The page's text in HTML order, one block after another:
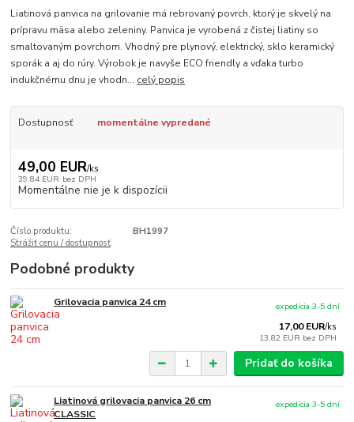
Liatinová panvica na grilovanie má rebrovaný povrch, ktorý je skvelý na
prípravu mäsa alebo zeleniny. Panvica je vyrobená z čistej liatiny so
smaltovaným povrchom. Vhodný pre plynový, elektrický, sklo keramický
sporák a aj do rúry. Výrobok je navyše ECO friendly a vďaka turbo
indukčnému dnu je vhodn... celý popis
Dostupnosť momentálne vypredané
49,00 EUR/ks
39,84 EUR bez DPH
Momentálne nie je k dispozícii
Číslo produktu:
BH1997
Strážiť cenu / dostupnosť
Podobné produkty
Grilovacia panvica 24 cm
17,00 EUR/ks
13,82 EUR bez DPH
expedícia 3-5 dní
Pridať do košíka
Liatinová grilovacia panvica 26 cm
CLASSIC
expedícia 3-5 dní